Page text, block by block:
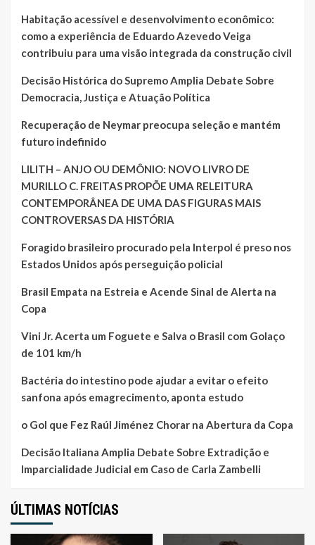
Habitação acessível e desenvolvimento econômico:
como a experiência de Eduardo Azevedo Veiga
contribuiu para uma visão integrada da construção civil
Decisão Histórica do Supremo Amplia Debate Sobre
Democracia, Justiça e Atuação Política
Recuperação de Neymar preocupa seleção e mantém
futuro indefinido
LILITH – ANJO OU DEMÔNIO: NOVO LIVRO DE
MURILLO C. FREITAS PROPÕE UMA RELEITURA
CONTEMPORÂNEA DE UMA DAS FIGURAS MAIS
CONTROVERSAS DA HISTÓRIA
Foragido brasileiro procurado pela Interpol é preso nos
Estados Unidos após perseguição policial
Brasil Empata na Estreia e Acende Sinal de Alerta na
Copa
Vini Jr. Acerta um Foguete e Salva o Brasil com Golaço
de 101 km/h
Bactéria do intestino pode ajudar a evitar o efeito
sanfona após emagrecimento, aponta estudo
o Gol que Fez Raúl Jiménez Chorar na Abertura da Copa
Decisão Italiana Amplia Debate Sobre Extradição e
Imparcialidade Judicial em Caso de Carla Zambelli
ÚLTIMAS NOTÍCIAS